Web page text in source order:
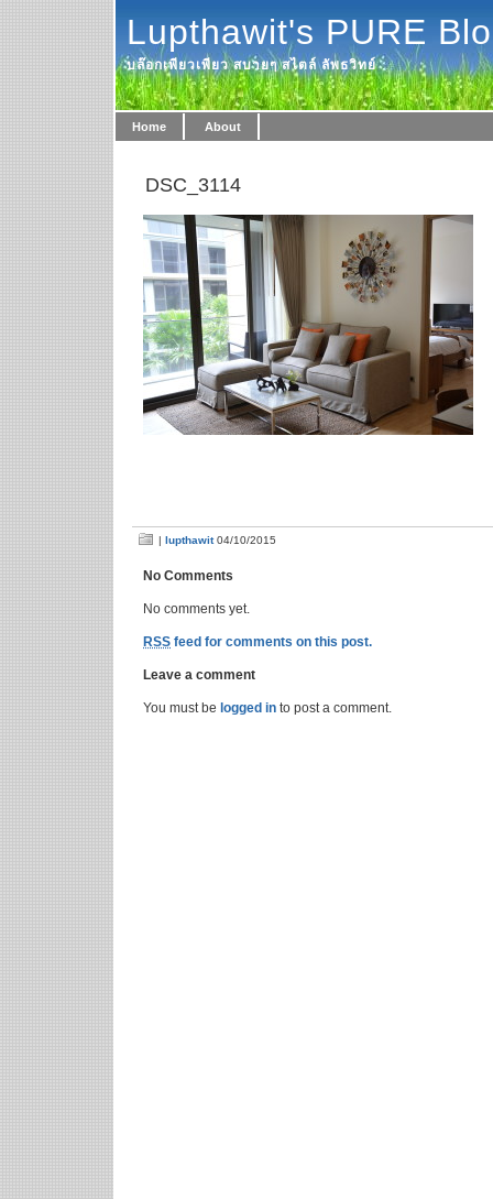
Lupthawit's PURE
บล๊อกเพียวเพียว สบายๆ สไตล์ ลัพธวิทย์
Home About
DSC_3114
| lupthawit04/10/2015
No Comments
No comments yet.
RSS feed for comments on this post.
Leave a comment
You must be logged in to post a comment.